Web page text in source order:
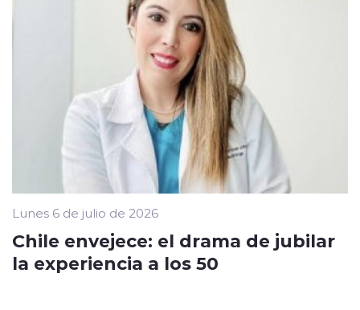
Lunes 6 de julio de 2026
Chile envejece: el drama de jubilar
la experiencia a los 50